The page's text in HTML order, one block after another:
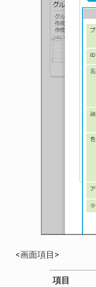
<画面項目>
項目